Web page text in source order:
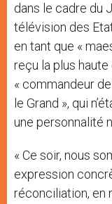
dans le cadre du
télévision des
en tant que «
reçu la plus
« commandeur
le Grand », qui
une personnalité
« Ce soir, nous
expression
réconciliation, en